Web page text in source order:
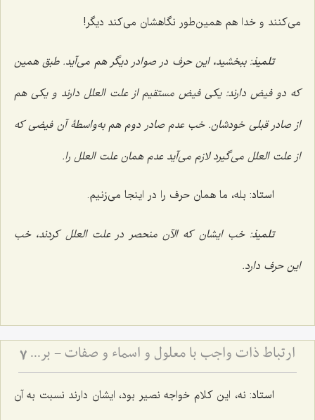
مى‌کنند و خدا هم همین‌طور نگاهشان مى‌کند دیگر!
تلمیذ: ببخشید، این حرف در صوادر دیگر هم مى‌آید. طبق همین
که دو فیض دارند: یکى فیض مستقیم از علت العلل دارند و یکى هم
از صادر قبلى خودشان. خب عدم صادر دوم هم به‌واسطۀ آن فیضى که
از علت العلل مى‌گیرد لازم مى‌آید عدم همان علت العلل را.
استاد: بله، ما همان حرف را در اینجا مى‌زنیم.
تلمیذ: خب ایشان که الآن منحصر در علت العلل کردند، خب
این حرف دارد.
ارتباط ذات واجب با معلول و اسماء و صفات - بررسی پیوند علت، معلول و فیض الهی 7
استاد: نه، این کلام خواجه نصیر بود، ایشان دارند نسبت به آن